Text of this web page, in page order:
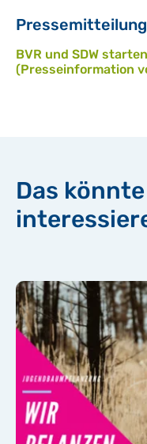
BVR und SDW
(Presseinformation
Das